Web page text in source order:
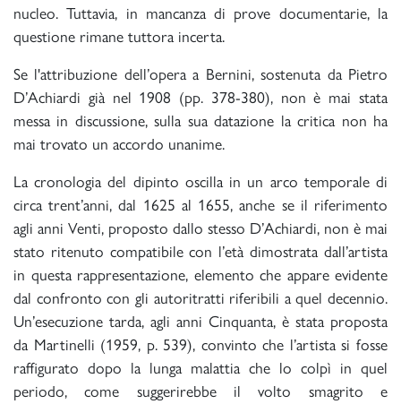
nucleo. Tuttavia, in mancanza di prove documentarie, la
questione rimane tuttora incerta.
Se l'attribuzione dell’opera a Bernini, sostenuta da Pietro
D’Achiardi già nel 1908 (pp. 378-380), non è mai stata
messa in discussione, sulla sua datazione la critica non ha
mai trovato un accordo unanime.
La cronologia del dipinto oscilla in un arco temporale di
circa trent’anni, dal 1625 al 1655, anche se il riferimento
agli anni Venti, proposto dallo stesso D’Achiardi, non è mai
stato ritenuto compatibile con l’età dimostrata dall’artista
in questa rappresentazione, elemento che appare evidente
dal confronto con gli autoritratti riferibili a quel decennio.
Un’esecuzione tarda, agli anni Cinquanta, è stata proposta
da Martinelli (1959, p. 539), convinto che l’artista si fosse
raffigurato dopo la lunga malattia che lo colpì in quel
periodo, come suggerirebbe il volto smagrito e